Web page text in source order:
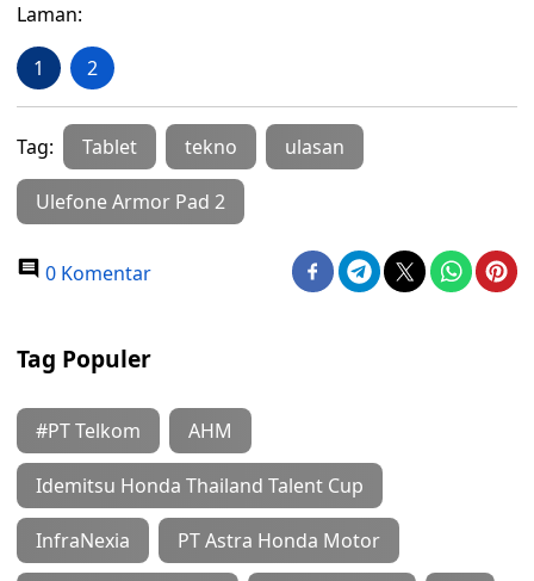
Laman:
1 2
Tag: Tablet tekno ulasan
Ulefone Armor Pad 2
0 Komentar
Tag Populer
#PT Telkom AHM
Idemitsu Honda Thailand Talent Cup
InfraNexia PT Astra Honda Motor